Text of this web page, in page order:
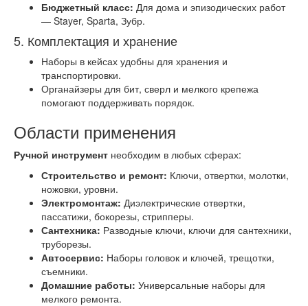
Бюджетный класс: Для дома и эпизодических работ
— Stayer, Sparta, Зубр.
5. Комплектация и хранение
Наборы в кейсах удобны для хранения и
транспортировки.
Органайзеры для бит, сверл и мелкого крепежа
помогают поддерживать порядок.
Области применения
Ручной инструмент необходим в любых сферах:
Строительство и ремонт: Ключи, отвертки, молотки,
ножовки, уровни.
Электромонтаж: Диэлектрические отвертки,
пассатижи, бокорезы, стрипперы.
Сантехника: Разводные ключи, ключи для сантехники,
труборезы.
Автосервис: Наборы головок и ключей, трещотки,
съемники.
Домашние работы: Универсальные наборы для
мелкого ремонта.